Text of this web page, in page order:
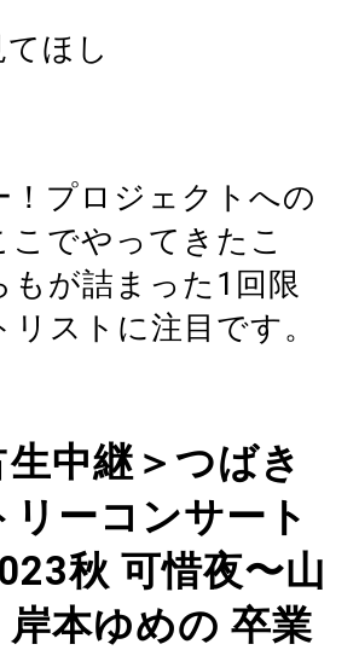
ほし
！プロジェクトへの
こでやってきたこ
もが詰まった1回限
リストに注目です。
生中継＞つばき
リーコンサート
秋 可惜夜〜山
岸本ゆめの 卒業